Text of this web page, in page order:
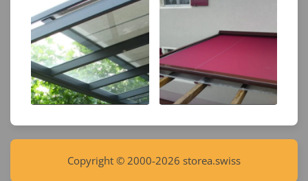
Copyright © 2000-2026 storea.swiss